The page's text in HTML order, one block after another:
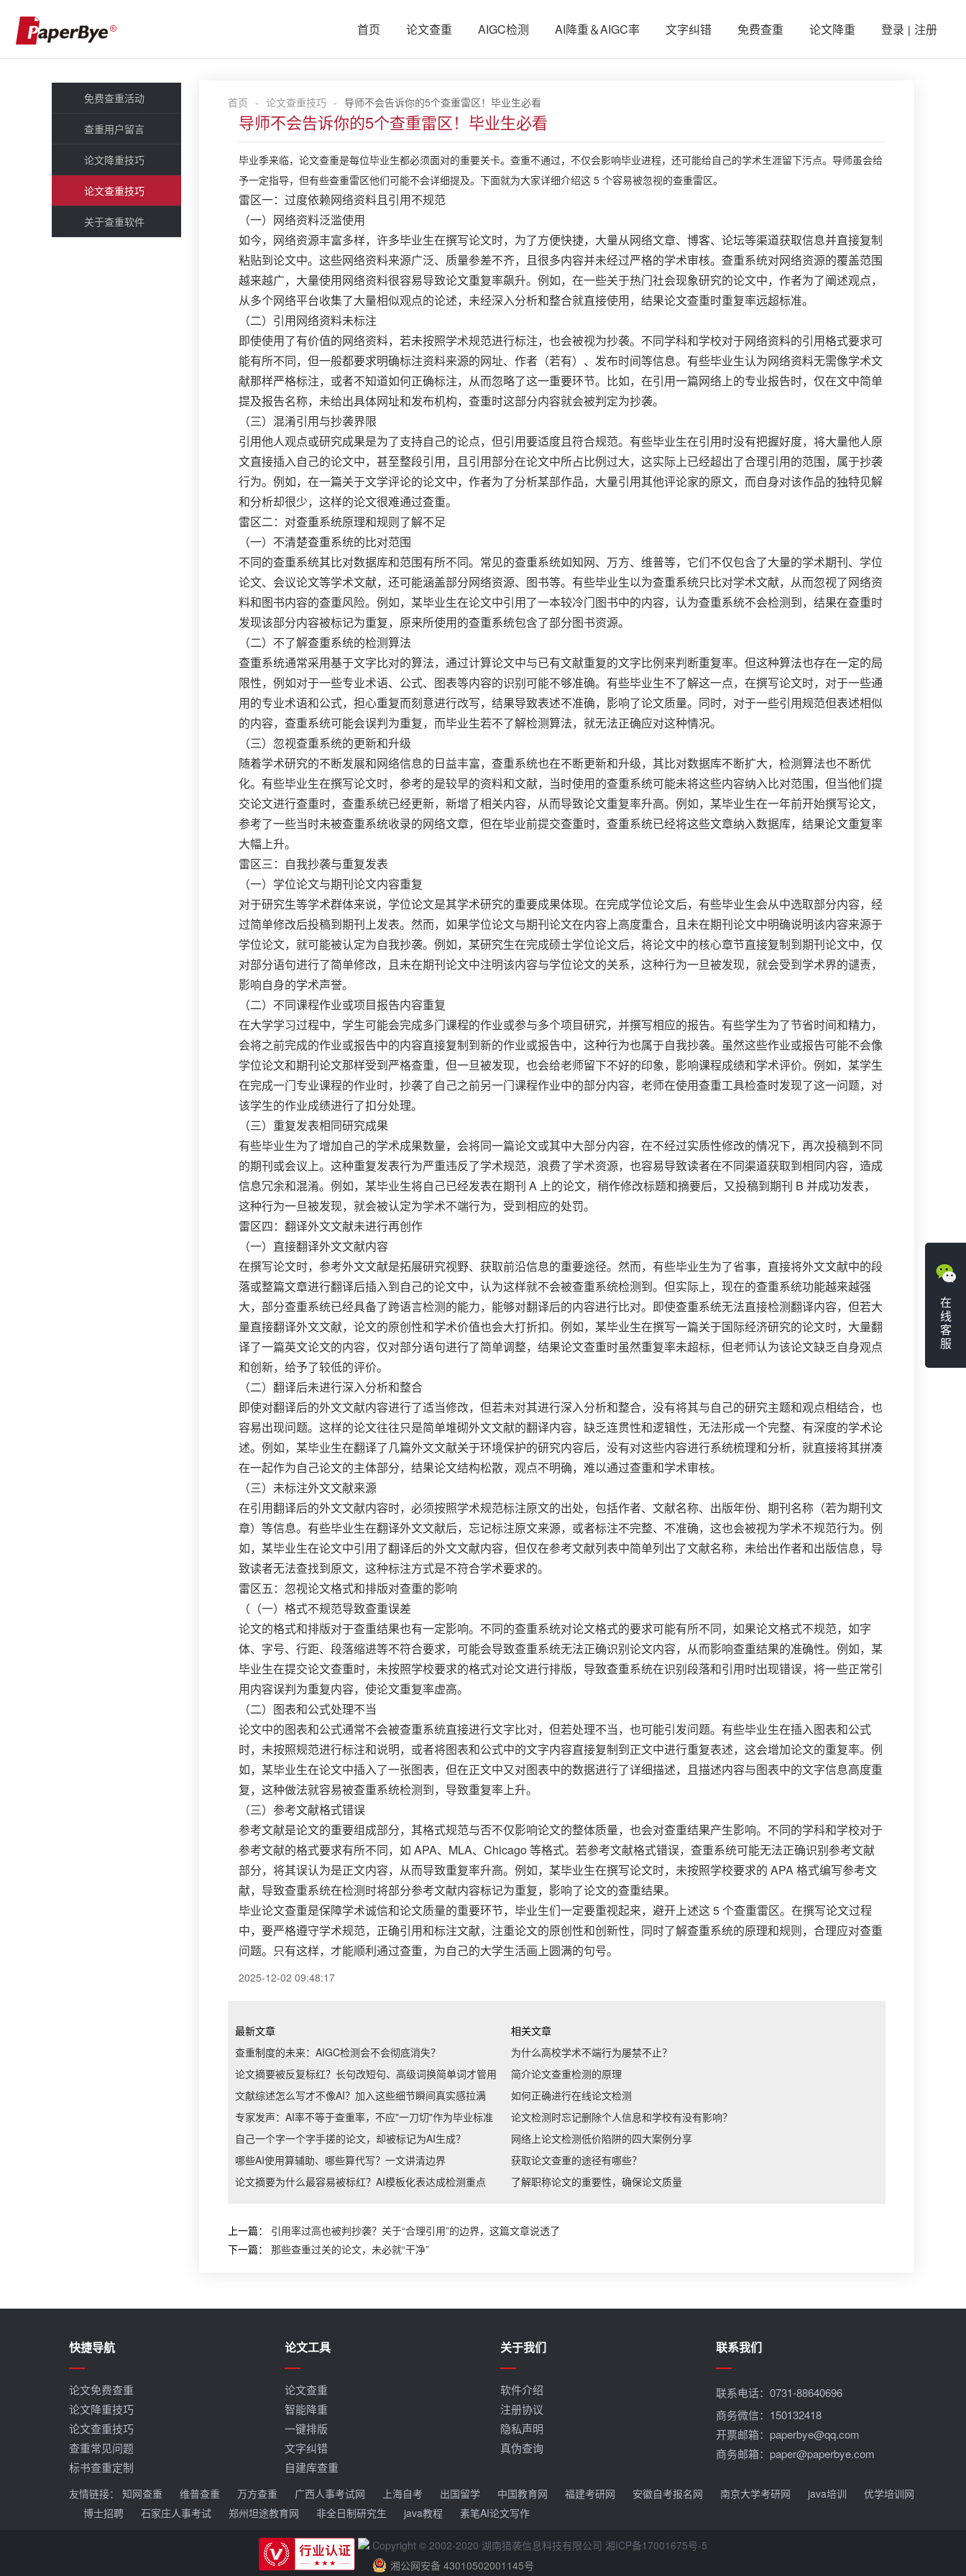
首页 论文查重 AIGC检测 AI降重＆AIGC率 文字纠错 免费查重 论文降重 登录 | 注册
免费查重活动
查重用户留言
论文降重技巧
论文查重技巧
关于查重软件
首页 - 论文查重技巧 - 导师不会告诉你的5个查重雷区！毕业生必看
导师不会告诉你的5个查重雷区！毕业生必看
毕业季来临，论文查重是每位毕业生都必须面对的重要关卡。查重不通过，不仅会影响毕业进程，还可能给自己的学术生涯留下污点。导师虽会给
予一定指导，但有些查重雷区他们可能不会详细提及。下面就为大家详细介绍这 5 个容易被忽视的查重雷区。
雷区一：过度依赖网络资料且引用不规范
（一）网络资料泛滥使用
如今，网络资源丰富多样，许多毕业生在撰写论文时，为了方便快捷，大量从网络文章、博客、论坛等渠道获取信息并直接复制
粘贴到论文中。这些网络资料来源广泛、质量参差不齐，且很多内容并未经过严格的学术审核。查重系统对网络资源的覆盖范围
越来越广，大量使用网络资料很容易导致论文重复率飙升。例如，在一些关于热门社会现象研究的论文中，作者为了阐述观点，
从多个网络平台收集了大量相似观点的论述，未经深入分析和整合就直接使用，结果论文查重时重复率远超标准。
（二）引用网络资料未标注
即使使用了有价值的网络资料，若未按照学术规范进行标注，也会被视为抄袭。不同学科和学校对于网络资料的引用格式要求可
能有所不同，但一般都要求明确标注资料来源的网址、作者（若有）、发布时间等信息。有些毕业生认为网络资料无需像学术文
献那样严格标注，或者不知道如何正确标注，从而忽略了这一重要环节。比如，在引用一篇网络上的专业报告时，仅在文中简单
提及报告名称，未给出具体网址和发布机构，查重时这部分内容就会被判定为抄袭。
（三）混淆引用与抄袭界限
引用他人观点或研究成果是为了支持自己的论点，但引用要适度且符合规范。有些毕业生在引用时没有把握好度，将大量他人原
文直接插入自己的论文中，甚至整段引用，且引用部分在论文中所占比例过大，这实际上已经超出了合理引用的范围，属于抄袭
行为。例如，在一篇关于文学评论的论文中，作者为了分析某部作品，大量引用其他评论家的原文，而自身对该作品的独特见解
和分析却很少，这样的论文很难通过查重。
雷区二：对查重系统原理和规则了解不足
（一）不清楚查重系统的比对范围
不同的查重系统其比对数据库和范围有所不同。常见的查重系统如知网、万方、维普等，它们不仅包含了大量的学术期刊、学位
论文、会议论文等学术文献，还可能涵盖部分网络资源、图书等。有些毕业生以为查重系统只比对学术文献，从而忽视了网络资
料和图书内容的查重风险。例如，某毕业生在论文中引用了一本较冷门图书中的内容，认为查重系统不会检测到，结果在查重时
发现该部分内容被标记为重复，原来所使用的查重系统包含了部分图书资源。
（二）不了解查重系统的检测算法
查重系统通常采用基于文字比对的算法，通过计算论文中与已有文献重复的文字比例来判断重复率。但这种算法也存在一定的局
限性，例如对于一些专业术语、公式、图表等内容的识别可能不够准确。有些毕业生不了解这一点，在撰写论文时，对于一些通
用的专业术语和公式，担心重复而刻意进行改写，结果导致表述不准确，影响了论文质量。同时，对于一些引用规范但表述相似
的内容，查重系统可能会误判为重复，而毕业生若不了解检测算法，就无法正确应对这种情况。
（三）忽视查重系统的更新和升级
随着学术研究的不断发展和网络信息的日益丰富，查重系统也在不断更新和升级，其比对数据库不断扩大，检测算法也不断优
化。有些毕业生在撰写论文时，参考的是较早的资料和文献，当时使用的查重系统可能未将这些内容纳入比对范围，但当他们提
交论文进行查重时，查重系统已经更新，新增了相关内容，从而导致论文重复率升高。例如，某毕业生在一年前开始撰写论文，
参考了一些当时未被查重系统收录的网络文章，但在毕业前提交查重时，查重系统已经将这些文章纳入数据库，结果论文重复率
大幅上升。
雷区三：自我抄袭与重复发表
（一）学位论文与期刊论文内容重复
对于研究生等学术群体来说，学位论文是其学术研究的重要成果体现。在完成学位论文后，有些毕业生会从中选取部分内容，经
过简单修改后投稿到期刊上发表。然而，如果学位论文与期刊论文在内容上高度重合，且未在期刊论文中明确说明该内容来源于
学位论文，就可能被认定为自我抄袭。例如，某研究生在完成硕士学位论文后，将论文中的核心章节直接复制到期刊论文中，仅
对部分语句进行了简单修改，且未在期刊论文中注明该内容与学位论文的关系，这种行为一旦被发现，就会受到学术界的谴责，
影响自身的学术声誉。
（二）不同课程作业或项目报告内容重复
在大学学习过程中，学生可能会完成多门课程的作业或参与多个项目研究，并撰写相应的报告。有些学生为了节省时间和精力，
会将之前完成的作业或报告中的内容直接复制到新的作业或报告中，这种行为也属于自我抄袭。虽然这些作业或报告可能不会像
学位论文和期刊论文那样受到严格查重，但一旦被发现，也会给老师留下不好的印象，影响课程成绩和学术评价。例如，某学生
在完成一门专业课程的作业时，抄袭了自己之前另一门课程作业中的部分内容，老师在使用查重工具检查时发现了这一问题，对
该学生的作业成绩进行了扣分处理。
（三）重复发表相同研究成果
有些毕业生为了增加自己的学术成果数量，会将同一篇论文或其中大部分内容，在不经过实质性修改的情况下，再次投稿到不同
的期刊或会议上。这种重复发表行为严重违反了学术规范，浪费了学术资源，也容易导致读者在不同渠道获取到相同内容，造成
信息冗余和混淆。例如，某毕业生将自己已经发表在期刊 A 上的论文，稍作修改标题和摘要后，又投稿到期刊 B 并成功发表，
这种行为一旦被发现，就会被认定为学术不端行为，受到相应的处罚。
雷区四：翻译外文文献未进行再创作
（一）直接翻译外文文献内容
在撰写论文时，参考外文文献是拓展研究视野、获取前沿信息的重要途径。然而，有些毕业生为了省事，直接将外文文献中的段
落或整篇文章进行翻译后插入到自己的论文中，认为这样就不会被查重系统检测到。但实际上，现在的查重系统功能越来越强
大，部分查重系统已经具备了跨语言检测的能力，能够对翻译后的内容进行比对。即使查重系统无法直接检测翻译内容，但若大
量直接翻译外文文献，论文的原创性和学术价值也会大打折扣。例如，某毕业生在撰写一篇关于国际经济研究的论文时，大量翻
译了一篇英文论文的内容，仅对部分语句进行了简单调整，结果论文查重时虽然重复率未超标，但老师认为该论文缺乏自身观点
和创新，给予了较低的评价。
（二）翻译后未进行深入分析和整合
即使对翻译后的外文文献内容进行了适当修改，但若未对其进行深入分析和整合，没有将其与自己的研究主题和观点相结合，也
容易出现问题。这样的论文往往只是简单堆砌外文文献的翻译内容，缺乏连贯性和逻辑性，无法形成一个完整、有深度的学术论
述。例如，某毕业生在翻译了几篇外文文献关于环境保护的研究内容后，没有对这些内容进行系统梳理和分析，就直接将其拼凑
在一起作为自己论文的主体部分，结果论文结构松散，观点不明确，难以通过查重和学术审核。
（三）未标注外文文献来源
在引用翻译后的外文文献内容时，必须按照学术规范标注原文的出处，包括作者、文献名称、出版年份、期刊名称（若为期刊文
章）等信息。有些毕业生在翻译外文文献后，忘记标注原文来源，或者标注不完整、不准确，这也会被视为学术不规范行为。例
如，某毕业生在论文中引用了翻译后的外文文献内容，但仅在参考文献列表中简单列出了文献名称，未给出作者和出版信息，导
致读者无法查找到原文，这种标注方式是不符合学术要求的。
雷区五：忽视论文格式和排版对查重的影响
（（一）格式不规范导致查重误差
论文的格式和排版对于查重结果也有一定影响。不同的查重系统对论文格式的要求可能有所不同，如果论文格式不规范，如字
体、字号、行距、段落缩进等不符合要求，可能会导致查重系统无法正确识别论文内容，从而影响查重结果的准确性。例如，某
毕业生在提交论文查重时，未按照学校要求的格式对论文进行排版，导致查重系统在识别段落和引用时出现错误，将一些正常引
用内容误判为重复内容，使论文重复率虚高。
（二）图表和公式处理不当
论文中的图表和公式通常不会被查重系统直接进行文字比对，但若处理不当，也可能引发问题。有些毕业生在插入图表和公式
时，未按照规范进行标注和说明，或者将图表和公式中的文字内容直接复制到正文中进行重复表述，这会增加论文的重复率。例
如，某毕业生在论文中插入了一张图表，但在正文中又对图表中的数据进行了详细描述，且描述内容与图表中的文字信息高度重
复，这种做法就容易被查重系统检测到，导致重复率上升。
（三）参考文献格式错误
参考文献是论文的重要组成部分，其格式规范与否不仅影响论文的整体质量，也会对查重结果产生影响。不同的学科和学校对于
参考文献的格式要求有所不同，如 APA、MLA、Chicago 等格式。若参考文献格式错误，查重系统可能无法正确识别参考文献
部分，将其误认为是正文内容，从而导致重复率升高。例如，某毕业生在撰写论文时，未按照学校要求的 APA 格式编写参考文
献，导致查重系统在检测时将部分参考文献内容标记为重复，影响了论文的查重结果。
毕业论文查重是保障学术诚信和论文质量的重要环节，毕业生们一定要重视起来，避开上述这 5 个查重雷区。在撰写论文过程
中，要严格遵守学术规范，正确引用和标注文献，注重论文的原创性和创新性，同时了解查重系统的原理和规则，合理应对查重
问题。只有这样，才能顺利通过查重，为自己的大学生活画上圆满的句号。
2025-12-02 09:48:17
最新文章
查重制度的未来：AIGC检测会不会彻底消失？
论文摘要被反复标红？长句改短句、高级词换简单词才管用
文献综述怎么写才不像AI？加入这些细节瞬间真实感拉满
专家发声：AI率不等于查重率，不应"一刀切"作为毕业标准
自己一个字一个字手搓的论文，却被标记为AI生成？
哪些AI使用算辅助、哪些算代写？一文讲清边界
论文摘要为什么最容易被标红？AI模板化表达成检测重点
相关文章
为什么高校学术不端行为屡禁不止？
简介论文查重检测的原理
如何正确进行在线论文检测
论文检测时忘记删除个人信息和学校有没有影响？
网络上论文检测低价陷阱的四大案例分享
获取论文查重的途径有哪些？
了解职称论文的重要性，确保论文质量
上一篇： 引用率过高也被判抄袭？关于“合理引用”的边界，这篇文章说透了
下一篇： 那些查重过关的论文，未必就“干净”
在
线
客
服
快捷导航
论文免费查重
论文降重技巧
论文查重技巧
查重常见问题
标书查重定制
论文工具
论文查重
智能降重
一键排版
文字纠错
自建库查重
关于我们
软件介绍
注册协议
隐私声明
真伪查询
联系我们
联系电话： 0731-88640696
商务微信：150132418
开票邮箱：paperbye@qq.com
商务邮箱：paper@paperbye.com
友情链接： 知网查重 维普查重 万方查重 广西人事考试网 上海自考 出国留学 中国教育网 福建考研网 安徽自考报名网 南京大学考研网 java培训
优学培训网
博士招聘
石家庄人事考试 郑州坦途教育网 非全日制研究生 java教程 素笔AI论文写作
Copyright © 2002-2020 湖南猎袭信息科技有限公司 湘ICP备17001675号-5
湘公网安备 43010502001145号